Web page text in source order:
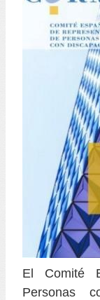
El Comité
Personas